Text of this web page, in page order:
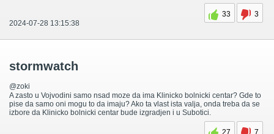
33
3
2024-07-28 13:15:38
stormwatch
@zoki
A zasto u Vojvodini samo nsad moze da ima Klinicko bolnicki centar? Gde to
pise da samo oni mogu to da imaju? Ako ta vlast ista valja, onda treba da se
izbore da Klinicko bolnicki centar bude izgradjen i u Subotici.
27
7